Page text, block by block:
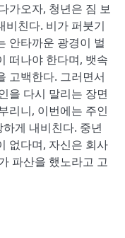
가오자, 청년은 짐 보
비친다. 비가 퍼붓기
안타까운 광경이 벌
떠나야 한다며, 뱃속
고백한다. 그러면서
을 다시 말리는 장면
리니, 이번에는 주인
게 내비친다. 중년
없다며, 자신은 회사
파산을 했노라고 고